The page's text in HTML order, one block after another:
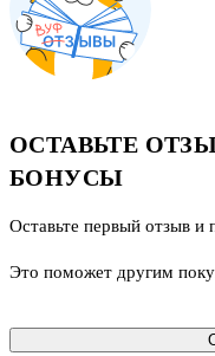
ОСТАВЬТЕ
БОНУСЫ
Оставьте первый отзыв и
Это поможет другим